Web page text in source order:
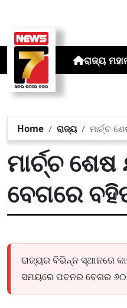
ରାଜ୍ୟ
Home ରାଜ୍ୟ ମାର୍ଚ୍ଚ
ମାର୍ଚ୍ଚ
ବେଗରେ
ରାଜ୍ୟର ବିଭିନ୍ନ ସ୍ଥାନରେ
ସମୟରେ ପବନର ବେଗର